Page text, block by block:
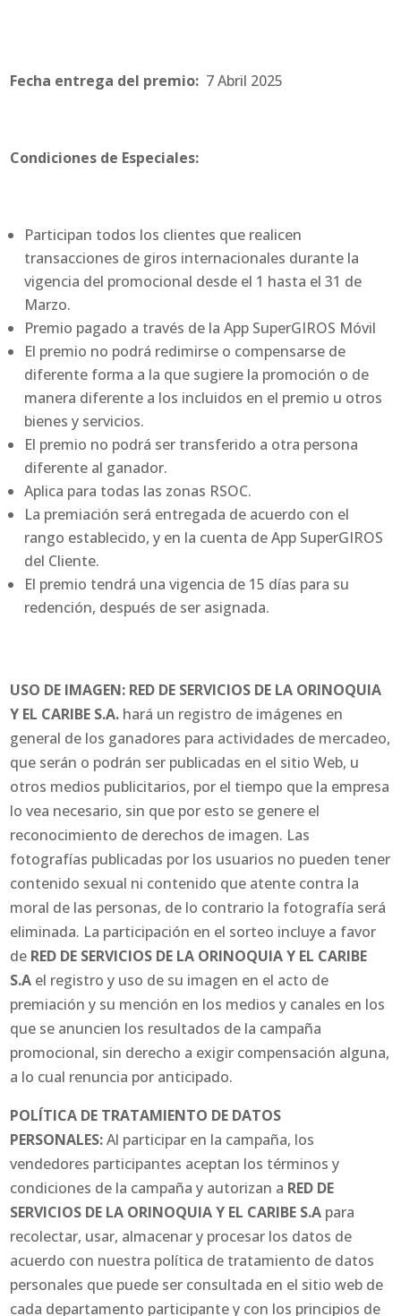
Fecha entrega del premio: 7 Abril 2025
Condiciones de Especiales:
Participan todos los clientes que realicen
transacciones de giros internacionales durante la
vigencia del promocional desde el 1 hasta el 31 de
Marzo.
Premio pagado a través de la App SuperGIROS Móvil
El premio no podrá redimirse o compensarse de
diferente forma a la que sugiere la promoción o de
manera diferente a los incluidos en el premio u otros
bienes y servicios.
El premio no podrá ser transferido a otra persona
diferente al ganador.
Aplica para todas las zonas RSOC.
La premiación será entregada de acuerdo con el
rango establecido, y en la cuenta de App SuperGIROS
del Cliente.
El premio tendrá una vigencia de 15 días para su
redención, después de ser asignada.
USO DE IMAGEN: RED DE SERVICIOS DE LA ORINOQUIA
Y EL CARIBE S.A. hará un registro de imágenes en
general de los ganadores para actividades de mercadeo,
que serán o podrán ser publicadas en el sitio Web, u
otros medios publicitarios, por el tiempo que la empresa
lo vea necesario, sin que por esto se genere el
reconocimiento de derechos de imagen. Las
fotografías publicadas por los usuarios no pueden tener
contenido sexual ni contenido que atente contra la
moral de las personas, de lo contrario la fotografía será
eliminada. La participación en el sorteo incluye a favor
de RED DE SERVICIOS DE LA ORINOQUIA Y EL CARIBE
S.A el registro y uso de su imagen en el acto de
premiación y su mención en los medios y canales en los
que se anuncien los resultados de la campaña
promocional, sin derecho a exigir compensación alguna,
a lo cual renuncia por anticipado.
POLÍTICA DE TRATAMIENTO DE DATOS
PERSONALES:Al participar en la campaña, los
vendedores participantes aceptan los términos y
condiciones de la campaña y autorizan a RED DE
SERVICIOS DE LA ORINOQUIA Y EL CARIBE S.A para
recolectar, usar, almacenar y procesar los datos de
acuerdo con nuestra política de tratamiento de datos
personales que puede ser consultada en el sitio web de
cada departamento participante y con los principios de